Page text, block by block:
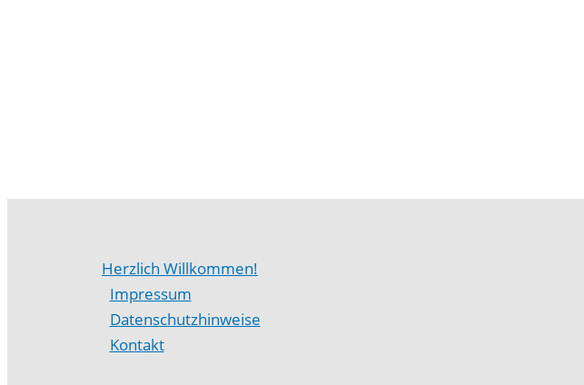
Herzlich Willkommen!
Impressum
Datenschutzhinweise
Kontakt